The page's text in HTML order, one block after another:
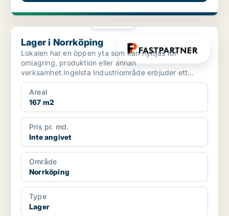
Lager i Norrköping
Lager i Norrköping
Lokalen har en öppen yta som kan nyttjas för
omlagring, produktion eller annan
verksamhet.Ingelsta Industriområde erbjuder ett
attraktivt och strategiskt läg...
Areal
167 m2
Pris pr. md.
Inte angivet
Område
Norrköping
Type
Lager